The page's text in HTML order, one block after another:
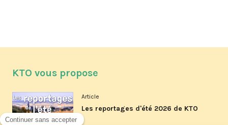
KTO vous propose
Article
Les reportages d'été 2026 de KTO